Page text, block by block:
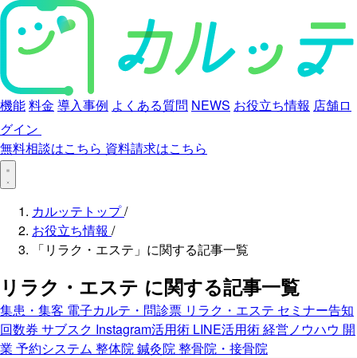
機能料金 導入事例 よくある質問 NEWS お役立ち情報 店舗ロ
グイン
無料相談はこちら 資料請求はこちら
カルッテトップ/
お役立ち情報 /
「リラク・エステ」に関する記事一覧
リラク・エステ に関する記事一覧
集患・集客 電子カルテ・問診票 リラク・エステ セミナー告知
回数券 サブスク Instagram活用術 LINE活用術経営ノウハウ 開
業 予約システム 整体院鍼灸院整骨院・接骨院